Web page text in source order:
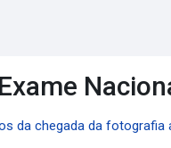
da chegada da fotografia